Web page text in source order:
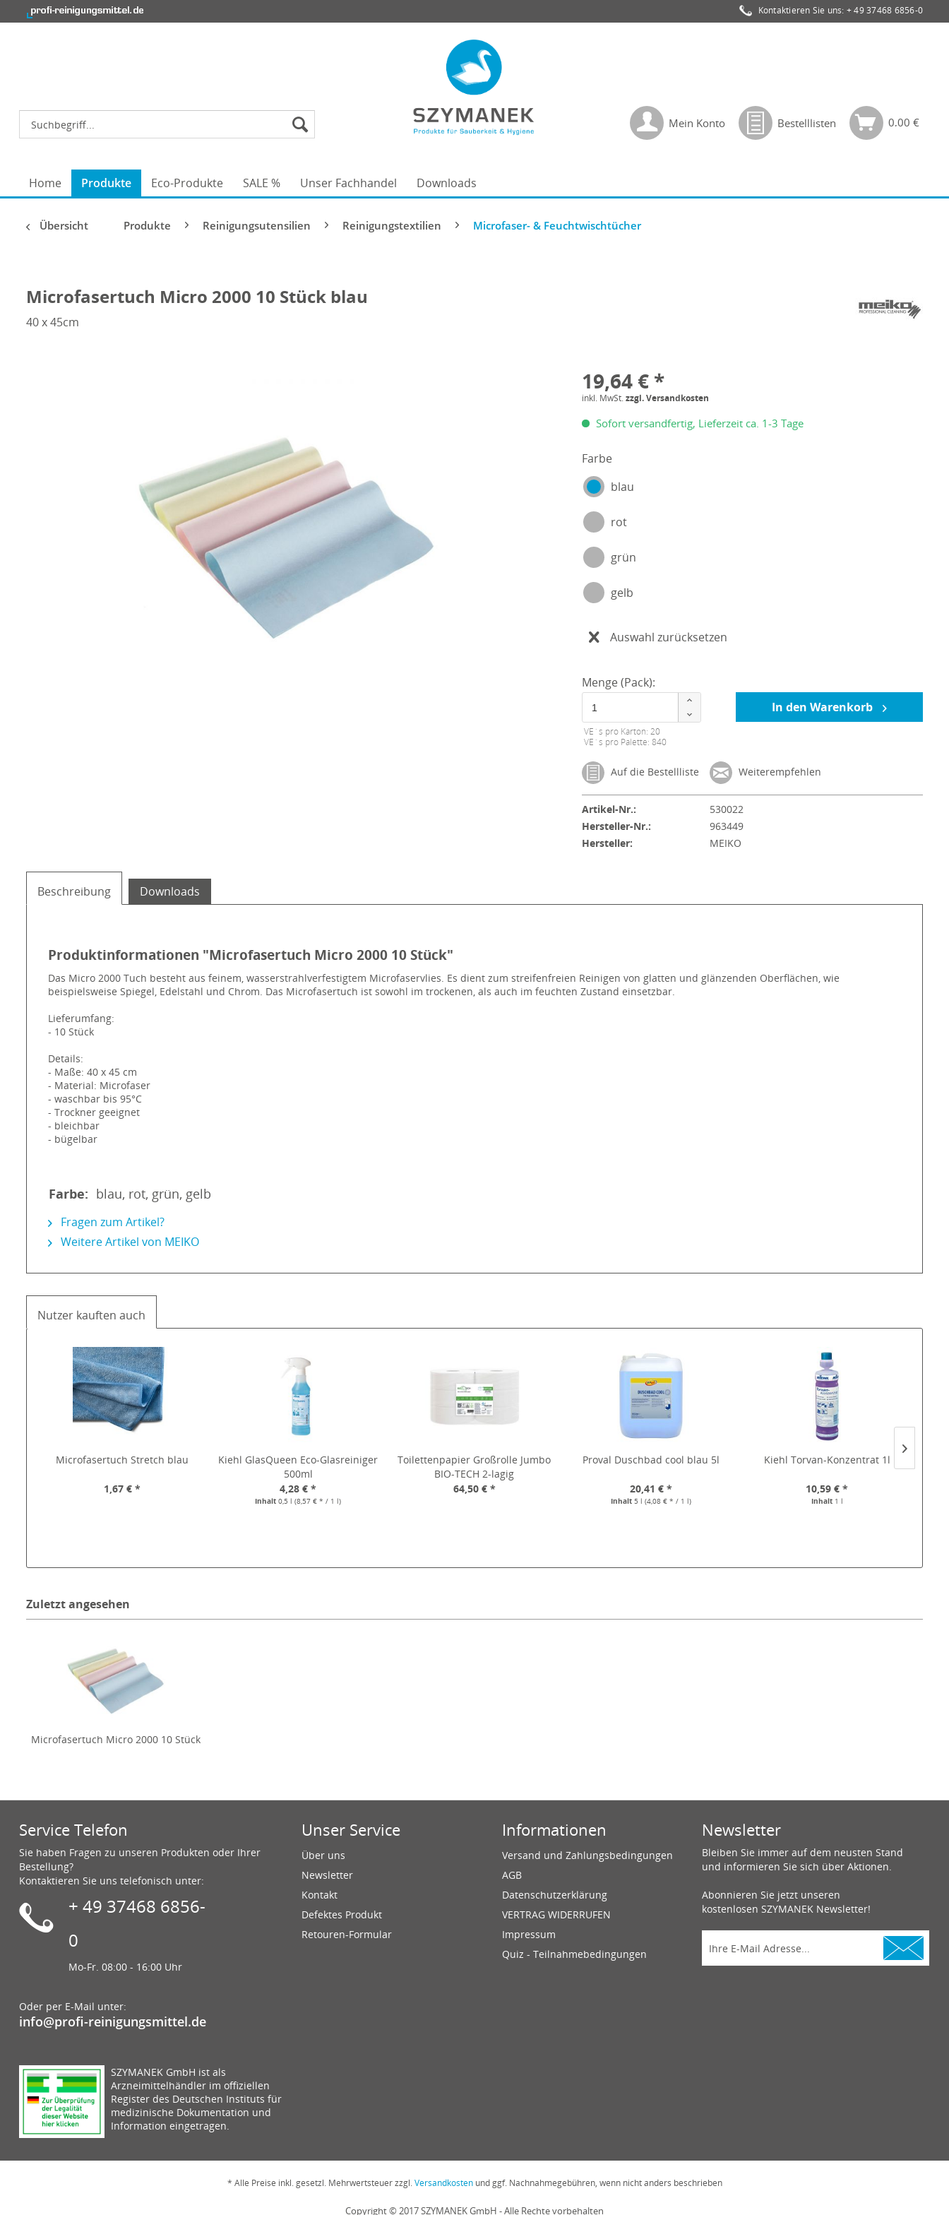
Kontaktieren Sie uns: + 49 37468 6856-0
Mein Konto Bestelllisten 0,00 €
Home Produkte Eco-Produkte SALE % Unser Fachhandel Downloads
Übersicht Produkte Reinigungsutensilien Reinigungstextilien Microfaser- & Feuchtwischtücher
Microfasertuch Micro 2000 10 Stück blau
40 x 45cm
19,64 € *
inkl. MwSt.zzgl. Versandkosten
Sofort versandfertig, Lieferzeit ca. 1-3 Tage
Farbe
blau
rot
grün
gelb
Auswahl zurücksetzen
Menge (Pack):
VE´s pro Karton: 20
VE´s pro Palette: 840
In den Warenkorb
Auf die Bestellliste Weiterempfehlen
Artikel-Nr.:
530022
Hersteller-Nr.:
963449
Hersteller:
MEIKO
Beschreibung Downloads
Produktinformationen "Microfasertuch Micro 2000 10 Stück"
Das Micro 2000 Tuch besteht aus feinem, wasserstrahlverfestigtem Microfaservlies. Es dient zum streifenfreien Reinigen von glatten und glänzenden Oberflächen, wie
beispielsweise Spiegel, Edelstahl und Chrom. Das Microfasertuch ist sowohl im trockenen, als auch im feuchten Zustand einsetzbar.
Lieferumfang:
- 10 Stück
Details:
- Maße: 40 x 45 cm
- Material: Microfaser
- waschbar bis 95°C
- Trockner geeignet
- bleichbar
- bügelbar
Farbe: blau, rot, grün, gelb
Fragen zum Artikel?
Weitere Artikel von MEIKO
Nutzer kauften auch
Microfasertuch Stretch blau
1,67 € *
Kiehl GlasQueen Eco-Glasreiniger
500ml
4,28 € *
Inhalt0,5 l(8,57 € * / 1 l)
Toilettenpapier Großrolle Jumbo
BIO-TECH 2-lagig
64,50 € *
Proval Duschbad cool blau 5l
20,41 € *
Inhalt 5 l (4,08 € * / 1 l)
Kiehl Torvan-Konzentrat 1l
10,59 € *
Inhalt 1 l
Zuletzt angesehen
Microfasertuch Micro 2000 10 Stück
Service Telefon
Sie haben Fragen zu unseren Produkten oder Ihrer
Bestellung?
Kontaktieren Sie uns telefonisch unter:
+ 49 37468 6856-
0
Mo-Fr. 08:00 - 16:00 Uhr
Oder per E-Mail unter:
info@profi-reinigungsmittel.de
SZYMANEK GmbH ist als
Arzneimittelhändler im offiziellen
Register des Deutschen Instituts für
medizinische Dokumentation und
Information eingetragen.
Unser Service
Über uns
Newsletter
Kontakt
Defektes Produkt
Retouren-Formular
Informationen
Versand und Zahlungsbedingungen
AGB
Datenschutzerklärung
VERTRAG WIDERRUFEN
Impressum
Quiz - Teilnahmebedingungen
Newsletter
Bleiben Sie immer auf dem neusten Stand
und informieren Sie sich über Aktionen.
Abonnieren Sie jetzt unseren
kostenlosen SZYMANEK Newsletter!
* Alle Preise inkl. gesetzl. Mehrwertsteuer zzgl.Versandkostenund ggf. Nachnahmegebühren, wenn nicht anders beschrieben
Copyright © 2017 SZYMANEK GmbH - Alle Rechte vorbehalten